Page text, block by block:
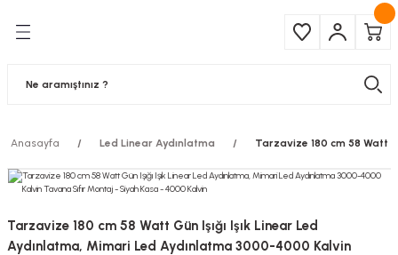
Anasayfa Led Linear Aydınlatma Tarzavize 180 cm 58 Watt
Tarzavize 180 cm 58 Watt Gün Işığı Işık Linear Led
Aydınlatma, Mimari Led Aydınlatma 3000-4000 Kalvin